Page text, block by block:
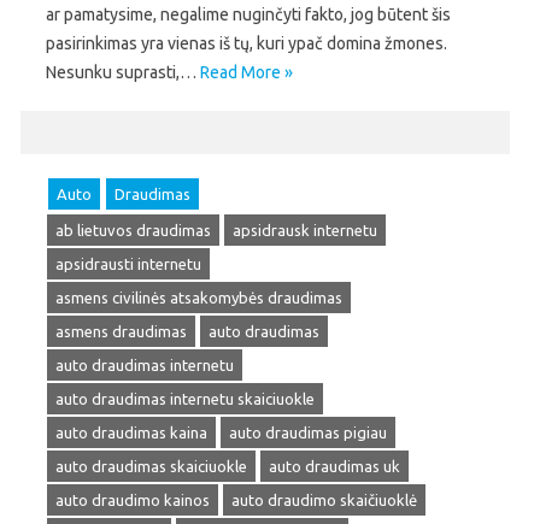
ar pamatysime, negalime nuginčyti fakto, jog būtent šis
pasirinkimas yra vienas iš tų, kuri ypač domina žmones.
Nesunku suprasti,… Read More »
Auto Draudimas
ab lietuvos draudimas
apsidrausk internetu
apsidrausti internetu
asmens civilinės atsakomybės draudimas
asmens draudimas
auto draudimas
auto draudimas internetu
auto draudimas internetu skaiciuokle
auto draudimas kaina
auto draudimas pigiau
auto draudimas skaiciuokle
auto draudimas uk
auto draudimo kainos
auto draudimo skaičiuoklė